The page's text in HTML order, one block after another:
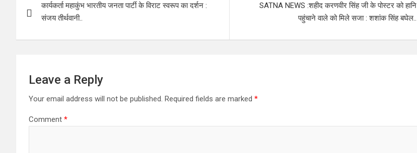
navigation
कार्यकर्ता महाकुंभ भारतीय जनता पार्टी के विराट स्वरूप का दर्शन :
संजय तीर्थवानी..
SATNA NEWS :शहीद करणवीर सिंह जी के पोस्टर को हानि
पहुंचाने वाले को मिले सजा : शशांक सिंह बघेल..
Leave a Reply
Your email address will not be published. Required fields are marked *
Comment *